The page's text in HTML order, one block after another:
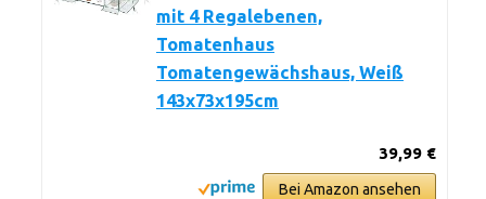
mit 4 Regalebenen,
Tomatenhaus
Tomatengewächshaus, Weiß
143x73x195cm
39,99 €
Bei Amazon ansehen